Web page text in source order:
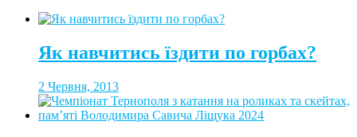
Як навчитись їздити по горбах?
2 Червня, 2013